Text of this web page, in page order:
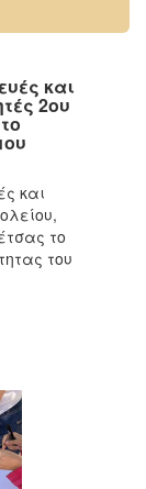
και
2ου
και
το
του